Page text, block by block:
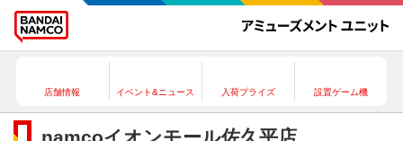
店舗情報 イベント&ニュース 入荷プライズ 設置ゲーム機